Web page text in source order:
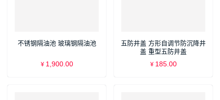
不锈钢隔油池 玻璃钢隔油池
¥ 1,900.00
五防井盖 方形自调节防沉降井
盖 重型五防井盖
¥ 185.00